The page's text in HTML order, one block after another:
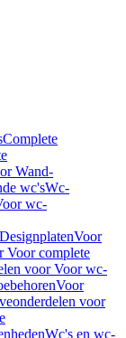
Complete
Wand-
wc'sWc-
wc-
Voor
Voor complete
voor Voor wc-
Voor
voor
Wc's en wc-